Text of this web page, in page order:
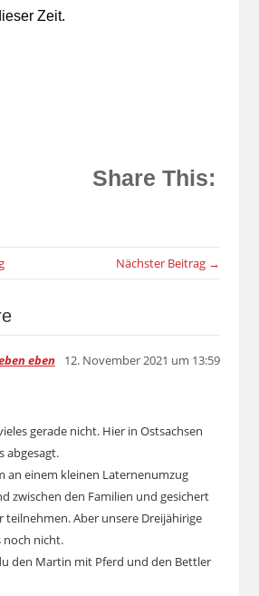
Zeit.
Share This:
Nächster Beitrag →
eben 12. November 2021 um 13:59
gerade nicht. Hier in Ostsachsen
abgesagt.
einem kleinen Laternenumzug
zwischen den Familien und gesichert
teilnehmen. Aber unsere Dreijähirige
noch nicht.
den Martin mit Pferd und den Bettler